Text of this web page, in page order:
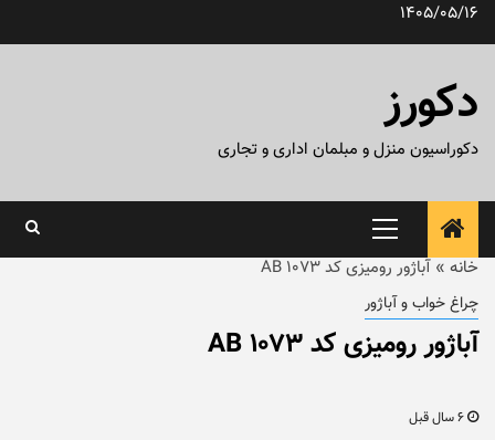
پرش1405/05/16
دکورز
دکوراسیون منزل و مبلمان اداری و تجاری
منوی
اصلی
خانه » آباژور رومیزی کد AB 1073
چراغ خواب و آباژور
آباژور رومیزی کد AB 1073